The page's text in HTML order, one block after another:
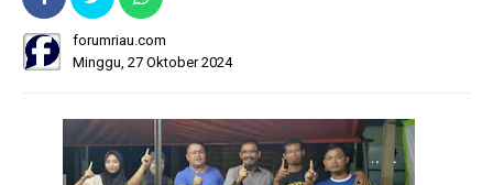
forumriau.com
Minggu, 27 Oktober 2024